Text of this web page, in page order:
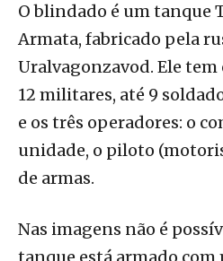
O blindado é um tanque
Armata, fabricado pela
Uralvagonzavod. Ele tem
12 militares, até 9
e os três operadores: o
unidade, o piloto
de armas.
Nas imagens não é